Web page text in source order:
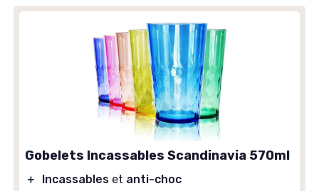
Gobelets Incassables Scandinavia 570ml
＋ Incassables et anti-choc